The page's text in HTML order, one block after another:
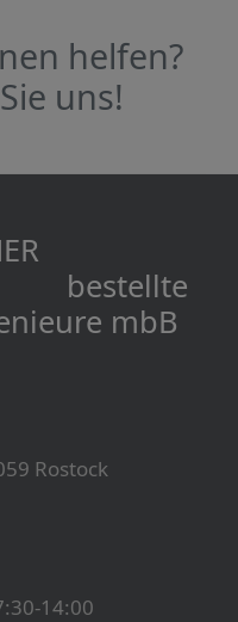
helfen?
uns!
mbB
Rostock
14:00